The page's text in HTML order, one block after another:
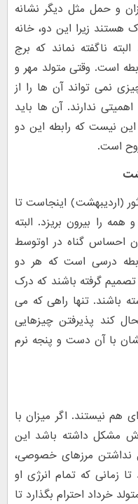
و حمل مثل دیگر نشانه
زیرا این دو، خانه
ناگفته نماند که برج
است. وقتی متولد مهر و
نمی تواند آن ها را از
ندارند. آن ها باید
نیست که رابطه این دو
است.
(اردیبهشت) اینجاست تا
را بیرون بریزد. البته
احساس گناه در اوتوسط
درسی است که هر دو
گرفته باشند که درک
باشند. تنها راهی که می
کند پذیرفتن چیزهایی
با آن دست و پنجه نرم
هم نیستند. اگر میزان با
مشکل داشته باشد این
نداشتن مرزهای خصوصی،
زمانی که تمام انرژی او
خرداد احترام بگذارد تا